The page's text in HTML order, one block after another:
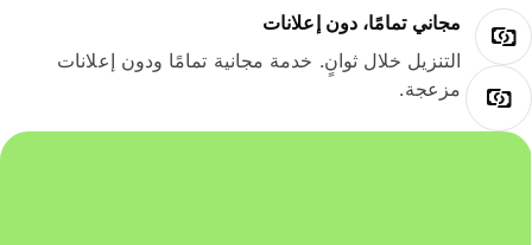
مجاني تمامًا، دون إعلانات
التنزيل خلال ثوانٍ. خدمة مجانية تمامًا ودون إعلانات
مزعجة.